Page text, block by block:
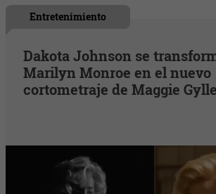
Entretenimiento
Dakota Johnson se
Marilyn Monroe en el nuevo
cortometraje de Maggie